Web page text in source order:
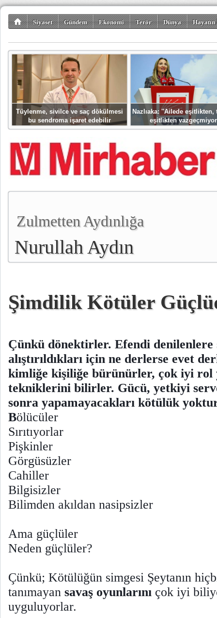
Siyaset Gündem Ekonomi Terör Dünya
Tüylenme, sivilce ve saç dökülmesi
bu sendroma işaret edebilir
Nazlıaka: ''Ailede eşitlikten,
eşitlikten
Zulmetten Aydınlığa
Nurullah Aydın
Şimdilik Kötüler
Çünkü dönektirler. Efendi denilenlere
alıştırıldıkları için ne derlerse evet
kimliğe kişiliğe bürünürler, çok iyi rol
tekniklerini bilirler. Gücü, yetkiyi
sonra yapamayacakları kötülük
Bölücüler
Sırıtıyorlar
Pişkinler
Görgüsüzler
Cahiller
Bilgisizler
Bilimden akıldan nasipsizler
Ama güçlüler
Neden güçlüler?
Çünkü; Kötülüğün simgesi Şeytanın
tanımayan savaş oyunlarını çok iyi
uyguluyorlar.